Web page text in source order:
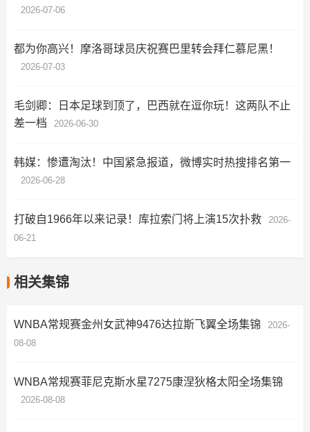
2026-07-06
都为你高兴！摩洛哥球员庆祝赛巴里转会拜仁慕尼黑！
2026-07-03
毛剑卿：日本足球到顶了，巴西就在逗你玩！这两队不止
差一档
2026-06-30
韩媒：惨遭淘汰！中国紧急报道，微博实时热搜排名第一
2026-06-28
打破自1966年以来记录！库拉索门将上演15次扑救
2026-
06-21
相关集锦
WNBA常规赛金州女武神9476达拉斯飞翼全场集锦
2026-
08-08
WNBA常规赛菲尼克斯水星7275康涅狄格太阳全场集锦
2026-08-08